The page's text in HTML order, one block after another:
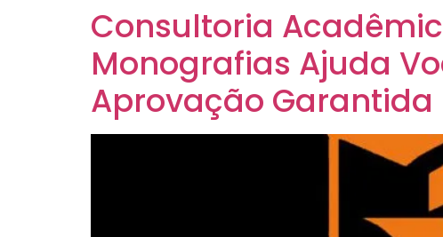
Consultoria
Monografias Ajuda
Aprovação Garantida